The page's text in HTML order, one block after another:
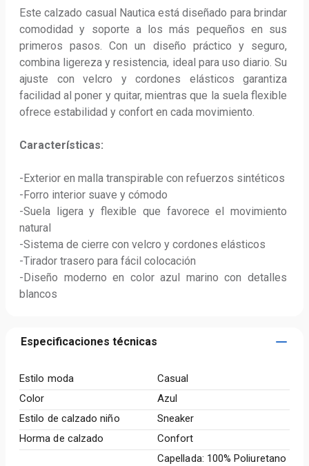
Este calzado casual Nautica está diseñado para brindar
comodidad y soporte a los más pequeños en sus
primeros pasos. Con un diseño práctico y seguro,
combina ligereza y resistencia, ideal para uso diario. Su
ajuste con velcro y cordones elásticos garantiza
facilidad al poner y quitar, mientras que la suela flexible
ofrece estabilidad y confort en cada movimiento.
Características:
-Exterior en malla transpirable con refuerzos sintéticos
-Forro interior suave y cómodo
-Suela ligera y flexible que favorece el movimiento
natural
-Sistema de cierre con velcro y cordones elásticos
-Tirador trasero para fácil colocación
-Diseño moderno en color azul marino con detalles
blancos
Especificaciones técnicas
Estilo moda
Casual
Color
Azul
Estilo de calzado niño
Sneaker
Horma de calzado
Confort
Capellada: 100% Poliuretano